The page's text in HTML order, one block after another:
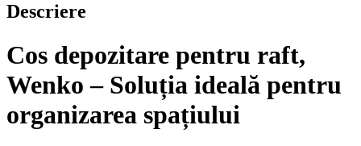
Descriere
Cos depozitare pentru raft,
Wenko – Soluția ideală pentru
organizarea spațiului